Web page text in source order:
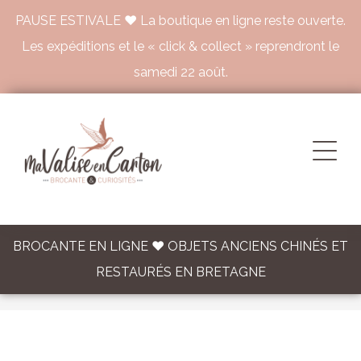
PAUSE ESTIVALE ♥ La boutique en ligne reste ouverte.
Les expéditions et le « click & collect » reprendront le
samedi 22 août.
BROCANTE EN LIGNE ♥ OBJETS ANCIENS CHINÉS ET
RESTAURÉS EN BRETAGNE